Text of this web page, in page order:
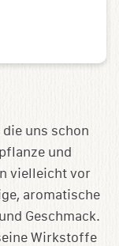
uns schon
und
vielleicht vor
aromatische
Geschmack.
Wirkstoffe